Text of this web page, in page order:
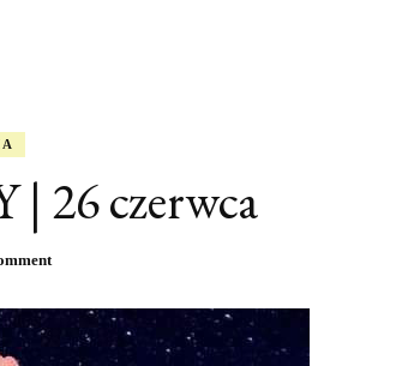
26 czerwca
on
NOC
KUPAŁY
|